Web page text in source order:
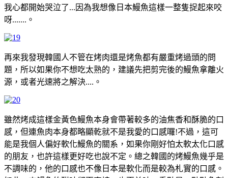
我心都開始哭泣了...因為我想像日本鰻魚這樣一整隻捉起來咬
呀.......。
再來我發現韓國人不管在烤肉還是烤魚都有嚴重烤過頭的問
題，所以如果你不想吃太熟的，建議先把剪完後的鰻魚拿離火
源，或者光速將之解決....。
雖然烤成這樣金黃色鰻魚本身會帶著較多的油焦香和酥脆的口
感，但連魚肉本身都略顯乾就不是我愛的口感囉!不過，這可
能是我個人偏好軟化鰻魚的關系，如果你剛好怕太軟太化口感
的朋友，也許這樣更好吃也說不定。總之韓國的烤鰻魚幾乎是
不調味的，他的口感也不像日本是軟化而是較為札實的口感。